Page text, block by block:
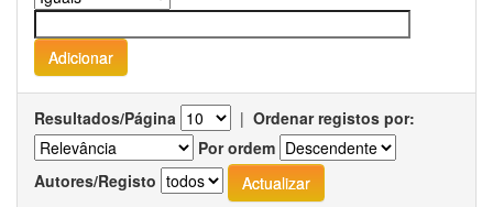
Resultados/Página | Ordenar registos por:
Por ordem
Autores/Registo